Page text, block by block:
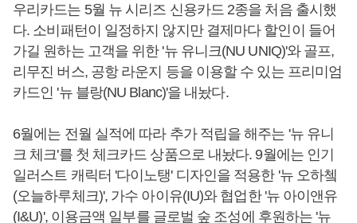
우리카드는 5월 뉴 시리즈 신용카드 2종을 처음 출시했
다. 소비패턴이 일정하지 않지만 결제마다 할인이 들어
가길 원하는 고객을 위한 '뉴 유니크(NU UNIQ)'와 골프,
리무진 버스, 공항 라운지 등을 이용할 수 있는 프리미엄
카드인 '뉴 블랑(NU Blanc)'을 내놨다.
6월에는 전월 실적에 따라 추가 적립을 해주는 '뉴 유니
크 체크'를 첫 체크카드 상품으로 내놨다. 9월에는 인기
일러스트 캐릭터 '다이노탱' 디자인을 적용한 '뉴 오하쳌
(오늘하루체크)', 가수 아이유(IU)와 협업한 '뉴 아이앤유
(I&U)', 이용금액 일부를 글로벌 숲 조성에 후원하는 '뉴